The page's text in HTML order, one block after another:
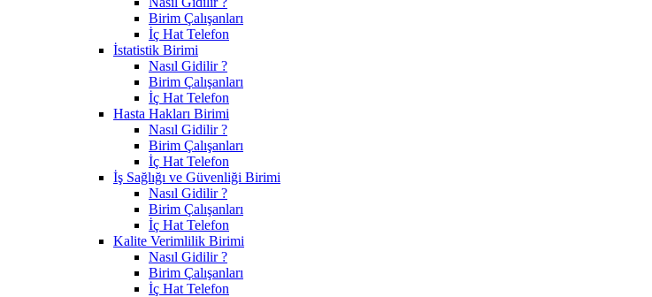
Birim Çalışanları
İç Hat Telefon
İstatistik Birimi
Nasıl Gidilir ?
Birim Çalışanları
İç Hat Telefon
Hasta Hakları Birimi
Nasıl Gidilir ?
Birim Çalışanları
İç Hat Telefon
İş Sağlığı ve Güvenliği Birimi
Nasıl Gidilir ?
Birim Çalışanları
İç Hat Telefon
Kalite Verimlilik Birimi
Nasıl Gidilir ?
Birim Çalışanları
İç Hat Telefon